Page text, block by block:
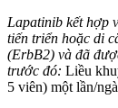
Lapatinib kết hợp
tiến triển hoặc di
(ErbB2) và đã
trước đó: Liều
5 viên) một lần/